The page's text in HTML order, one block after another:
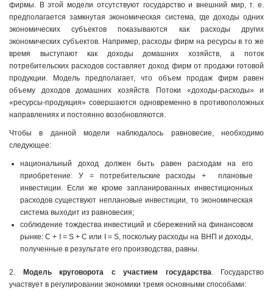
фирмы. В этой модели отсутствуют государство и внешний мир, т. е.
предполагается замкнутая экономическая система, где доходы одних
экономических субъектов показываются как расходы других
экономических субъектов. Например, расходы фирм на ресурсы в то же
время выступают как доходы домашних хозяйств, а поток
потребительских расходов составляет доход фирм от продажи готовой
продукции. Модель предполагает, что объем продаж фирм равен
объему доходов домашних хозяйств. Потоки «доходы-расходы» и
«ресурсы-продукция» совершаются одновременно в противоположных
направлениях и постоянно возобновляются.
Чтобы в данной модели наблюдалось равновесие, необходимо
следующее:
национальный доход должен быть равен расходам на его
приобретение: У = потребительские расходы + плановые
инвестиции. Если же кроме запланированных инвестиционных
расходов существуют неплановые инвестиции, то экономическая
система выходит из равновесия;
соблюдение тождества инвестиций и сбережений на финансовом
рынке: С + I = S + С или I = S, поскольку расходы на ВНП и доходы,
полученные в результате его производства, равны.
2. Модель круговорота с участием государства. Государство
участвует в регулировании экономики тремя основными способами: